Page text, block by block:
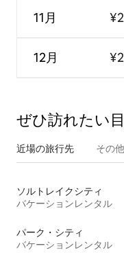
11月
12月
ぜひ訪⁠れ⁠た⁠い
近場の旅行先 その
ソルトレイクシティ
バケーションレンタル
パーク・シティ
バケーションレンタル